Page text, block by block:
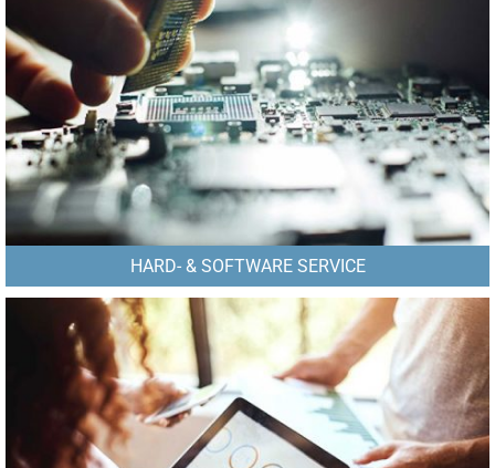
HARD- & SOFTWARE SERVICE